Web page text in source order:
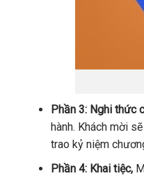
Phần 3: Nghi thức
hành. Khách mời
trao kỷ niệm
Phần 4: Khai tiệc,